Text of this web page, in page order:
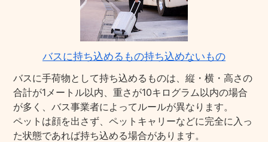
バスに持ち込めるもの持ち込めないもの
バスに手荷物として持ち込めるものは、縦・横・高さの
合計が1メートル以内、重さが10キログラム以内の場合
が多く、バス事業者によってルールが異なります。
ペットは顔を出さず、ペットキャリーなどに完全に入っ
た状態であれば持ち込める場合があります。